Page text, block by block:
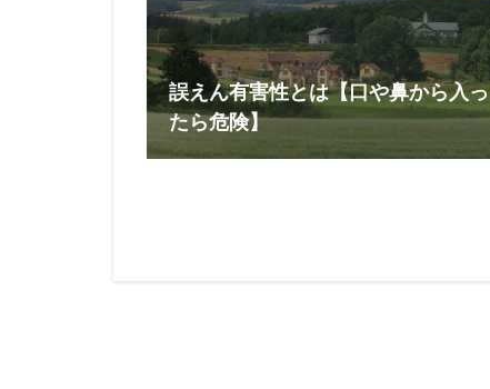
誤えん有害性とは【口や鼻から入っ
たら危険】